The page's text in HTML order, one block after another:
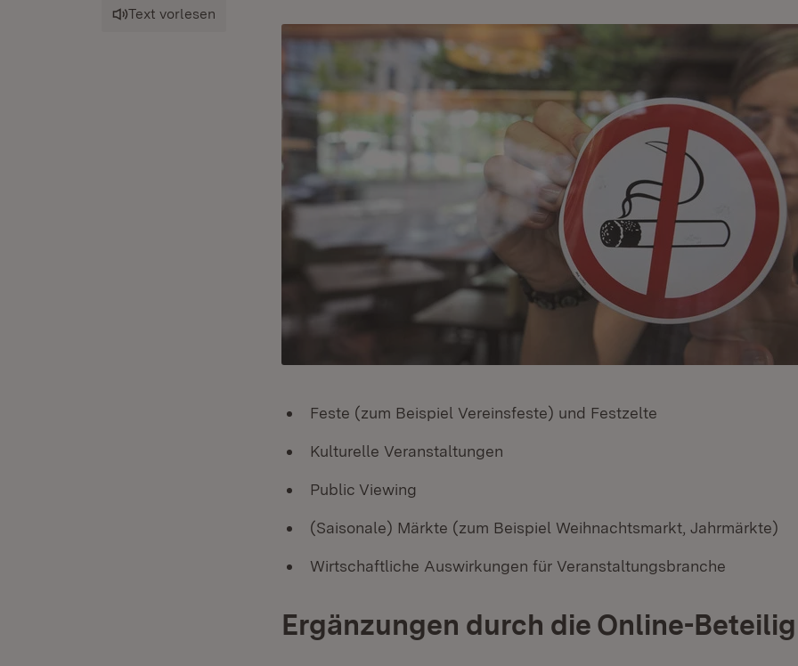
Text vorlesen
Feste (zum Beispiel Vereinsfeste) und Festzelte
Kulturelle Veranstaltungen
Public Viewing
(Saisonale) Märkte (zum Beispiel Weihnachtsmarkt, Jahrmärkte)
Wirtschaftliche Auswirkungen für Veranstaltungsbranche
Ergänzungen durch die Online-